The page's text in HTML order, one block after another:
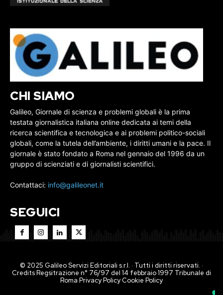
CHI SIAMO
Galileo, Giornale di scienza e problemi globali è la prima
testata giornalistica italiana online dedicata ai temi della
ricerca scientifica e tecnologica e ai problemi politico-sociali
globali, come la tutela dell’ambiente, i diritti umani e la pace. Il
giornale è stato fondato a Roma nel gennaio del 1996 da un
gruppo di scienziati e di giornalisti scientifici.
Contattaci: info@galileonet.it
SEGUICI
© 2025 Galileo Servizi Editoriali s.r.l. · Tutti i diritti riservati. ·
Credits Regsitrazione n° 76/97 del 14 febbraio 1997 Tribunale di
Roma Privacy PolicyCookie Policy